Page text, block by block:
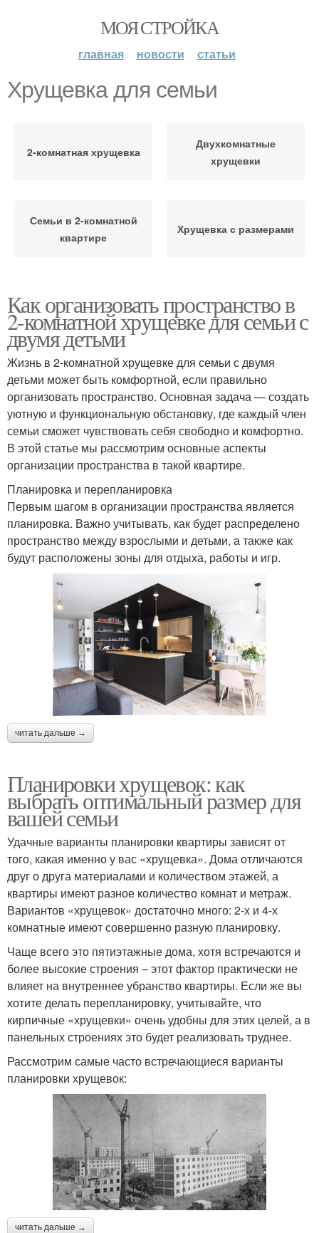
МОЯ СТРОЙКА
главная новости статьи
Хрущевка для семьи
2-комнатная хрущевка
Двухкомнатные
хрущевки
Семьи в 2-комнатной
квартире
Хрущевка с размерами
Как организовать пространство в
2-комнатной хрущевке для семьи с
двумя детьми
Жизнь в 2-комнатной хрущевке для семьи с двумя
детьми может быть комфортной, если правильно
организовать пространство. Основная задача — создать
уютную и функциональную обстановку, где каждый член
семьи сможет чувствовать себя свободно и комфортно.
В этой статье мы рассмотрим основные аспекты
организации пространства в такой квартире.
Планировка и перепланировка
Первым шагом в организации пространства является
планировка. Важно учитывать, как будет распределено
пространство между взрослыми и детьми, а также как
будут расположены зоны для отдыха, работы и игр.
читать дальше →
Планировки хрущевок: как
выбрать оптимальный размер для
вашей семьи
Удачные варианты планировки квартиры зависят от
того, какая именно у вас «хрущевка». Дома отличаются
друг о друга материалами и количеством этажей, а
квартиры имеют разное количество комнат и метраж.
Вариантов «хрущевок» достаточно много: 2-х и 4-х
комнатные имеют совершенно разную планировку.
Чаще всего это пятиэтажные дома, хотя встречаются и
более высокие строения – этот фактор практически не
влияет на внутреннее убранство квартиры. Если же вы
хотите делать перепланировку, учитывайте, что
кирпичные «хрущевки» очень удобны для этих целей, а в
панельных строениях это будет реализовать труднее.
Рассмотрим самые часто встречающиеся варианты
планировки хрущевок:
читать дальше →